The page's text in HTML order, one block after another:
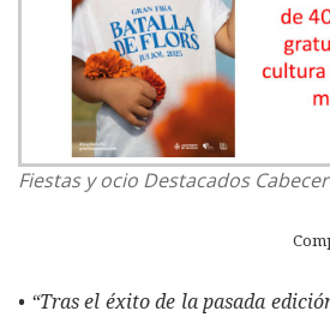
Fiestas y ocio Destacados
• “Tras el éxito de la pasada